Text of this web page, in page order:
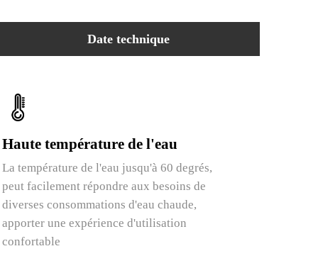
Date technique
Haute température de l'eau
La température de l'eau jusqu'à 60 degrés,
peut facilement répondre aux besoins de
diverses consommations d'eau chaude,
apporter une expérience d'utilisation
confortable